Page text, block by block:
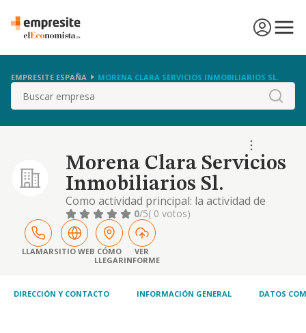
EMPRESITE ESPAÑA MORENA CLARA SERVICIOS INMOBILIARIOS SL.
Buscar
Morena Clara Servicios
Inmobiliarios Sl.
Como actividad principal: la actividad de
asesoramiento, intermediación y mandato
en las operaciones inmobiliarias de fincas
urbanas y rústicas así como la compra y
venta de inmuebles, administración de
terrenos urbanos y rústicos, prestación de
dichos i.
0/5( 0 votos)
LLAMARSITIO WEB CÓMO
LLEGAR
VER
INFORME
DIRECCIÓN Y CONTACTO INFORMACIÓN GENERAL DATOS